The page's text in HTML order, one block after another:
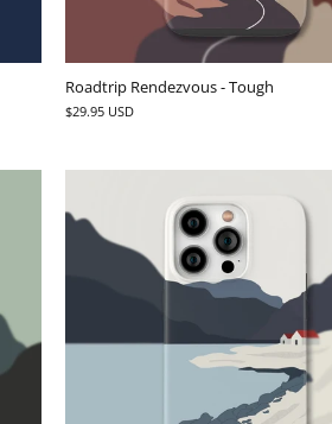
Roadtrip Rendezvous - Tough
$29.95 USD